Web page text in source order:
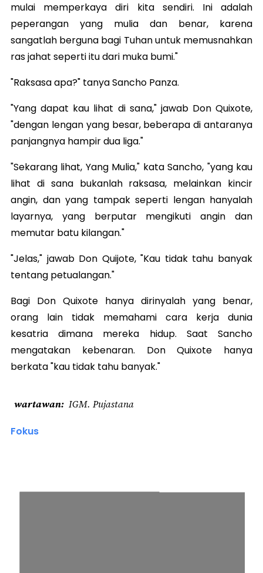
mulai memperkaya diri kita sendiri. Ini adalah
peperangan yang mulia dan benar, karena
sangatlah berguna bagi Tuhan untuk memusnahkan
ras jahat seperti itu dari muka bumi."
"Raksasa apa?" tanya Sancho Panza.
"Yang dapat kau lihat di sana," jawab Don Quixote,
"dengan lengan yang besar, beberapa di antaranya
panjangnya hampir dua liga."
"Sekarang lihat, Yang Mulia," kata Sancho, "yang kau
lihat di sana bukanlah raksasa, melainkan kincir
angin, dan yang tampak seperti lengan hanyalah
layarnya, yang berputar mengikuti angin dan
memutar batu kilangan."
"Jelas," jawab Don Quijote, "Kau tidak tahu banyak
tentang petualangan."
Bagi Don Quixote hanya dirinyalah yang benar,
orang lain tidak memahami cara kerja dunia
kesatria dimana mereka hidup. Saat Sancho
mengatakan kebenaran. Don Quixote hanya
berkata "kau tidak tahu banyak."
wartawan IGM. Pujastana
Fokus